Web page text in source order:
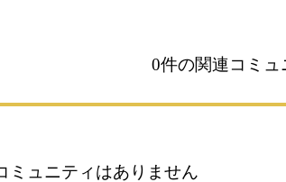
0件の関連コミュ
ミュニティはありません